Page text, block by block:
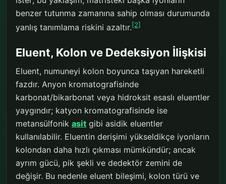
benzer tutunma zamanına sahip olması durumunda
yanlış tanımlama riskini azaltır.[2]
Eluent, Kolon ve Dedeksiyon İlişkisi
Eluent, numuneyi kolon boyunca taşıyan hareketli
fazdır. Anyon kromatografisinde
karbonat/bikarbonat veya hidroksit esaslı eluentler
yaygındır; katyon kromatografisinde ise
metansülfonik asit gibi asidik eluentler
kullanılabilir. Eluentin derişimi yükseldikçe iyonların
kolondan daha hızlı çıkması mümkündür; ancak
ayrım gücü, pik şekli ve dedektör zemini de
değişir. Bu nedenle eluent bileşimi, kolon türü ve